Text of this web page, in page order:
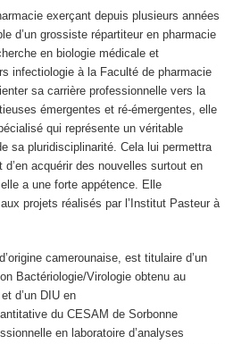
exerçant depuis plusieurs années
d’un grossiste répartiteur en pharmacie
en biologie médicale et
infectiologie à la Faculté de pharmacie
sa carrière professionnelle vers la
émergentes et ré-émergentes, elle
qui représente un véritable
sa pluridisciplinarité. Cela lui permettra
acquérir des nouvelles surtout en
a une forte appétence. Elle
projets réalisés par l’Institut Pasteur à
camerounaise, est titulaire d’un
Bactériologie/Virologie obtenu au
d’un DIU en
du CESAM de Sorbonne
en laboratoire d’analyses